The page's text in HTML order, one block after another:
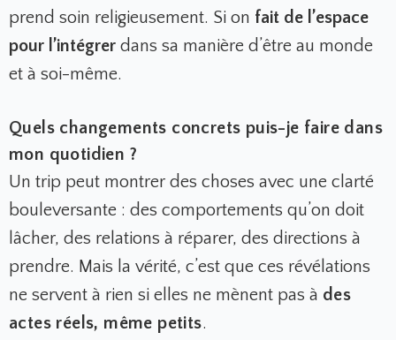
prend soin religieusement. Si on fait de l’espace
pour l’intégrer dans sa manière d’être au monde
et à soi-même.
Quels changements concrets puis-je faire dans
mon quotidien ?
Un trip peut montrer des choses avec une clarté
bouleversante : des comportements qu’on doit
lâcher, des relations à réparer, des directions à
prendre. Mais la vérité, c’est que ces révélations
ne servent à rien si elles ne mènent pas à des
actes réels, même petits.